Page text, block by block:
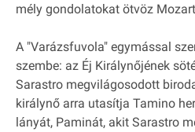
mély gondolatokat ötvöz
A "Varázsfuvola" egymással
szembe: az Éj Királynőjének
Sarastro megvilágosodott
királynő arra utasítja Tamino
lányát, Paminát, akit Sarastro